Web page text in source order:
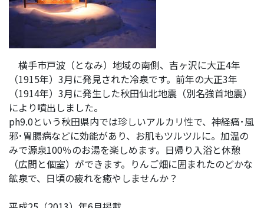
横手市戸波（となみ）地域の南側、吉ヶ沢に大正4年
（1915年）3月に発見された冷泉です。前年の大正3年
（1914年）3月に発生した秋田仙北地震（別名強首地震）
により噴出しました。
ph9.0という秋田県内では珍しいアルカリ性で、神経痛･風
邪･胃腸病などに効能があり、お肌もツルツルに。加温の
みで源泉100％のお湯を楽しめます。日帰り入浴と休憩
（広間と個室）ができます。りんご畑に囲まれたのどかな
鉱泉で、日頃の疲れを癒やしませんか？